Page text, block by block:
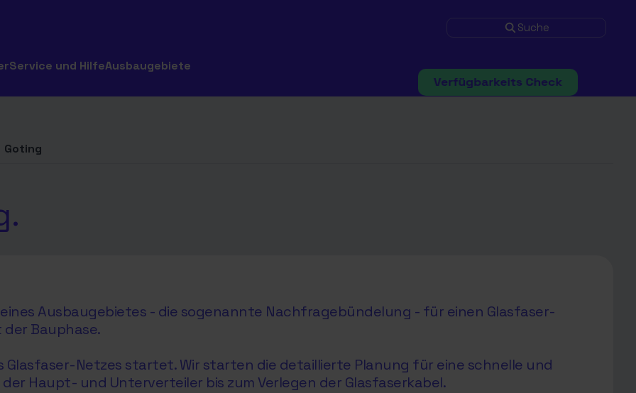
Suche
Service und HilfeAusbaugebiete
Goting
Ausbaugebietes - die sogenannte Nachfragebündelung - für einen Glasfaser-
Bauphase.
Glasfaser-Netzes startet. Wir starten die detaillierte Planung für eine schnelle und
Haupt- und Unterverteiler bis zum Verlegen der Glasfaserkabel.